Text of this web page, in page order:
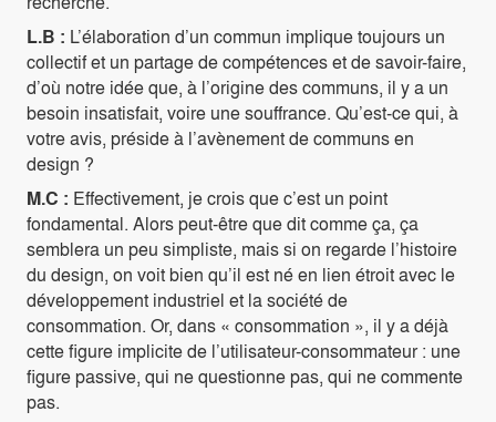
L.B : L’élaboration d’un commun implique toujours un
collectif et un partage de compétences et de savoir-faire,
d’où notre idée que, à l’origine des communs, il y a un
besoin insatisfait, voire une souffrance. Qu’est-ce qui, à
votre avis, préside à l’avènement de communs en
design ?
M.C : Effectivement, je crois que c’est un point
fondamental. Alors peut-être que dit comme ça, ça
semblera un peu simpliste, mais si on regarde l’histoire
du design, on voit bien qu’il est né en lien étroit avec le
développement industriel et la société de
consommation. Or, dans « consommation », il y a déjà
cette figure implicite de l’utilisateur-consommateur : une
figure passive, qui ne questionne pas, qui ne commente
pas.